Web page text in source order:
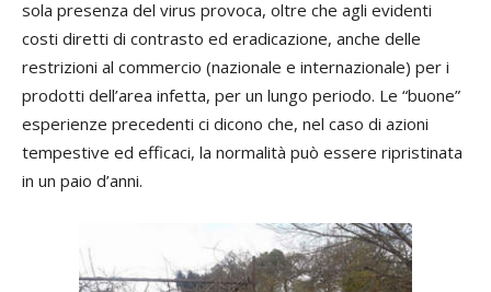
sola presenza del virus provoca, oltre che agli evidenti
costi diretti di contrasto ed eradicazione, anche delle
restrizioni al commercio (nazionale e internazionale) per i
prodotti dell’area infetta, per un lungo periodo. Le “buone”
esperienze precedenti ci dicono che, nel caso di azioni
tempestive ed efficaci, la normalità può essere ripristinata
in un paio d’anni.